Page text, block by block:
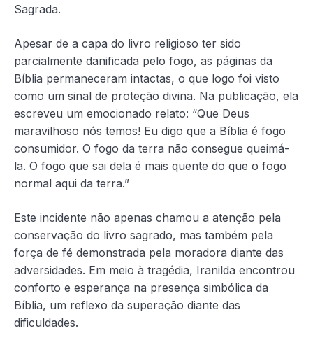
Sagrada.
Apesar de a capa do livro religioso ter sido
parcialmente danificada pelo fogo, as páginas da
Bíblia permaneceram intactas, o que logo foi visto
como um sinal de proteção divina. Na publicação, ela
escreveu um emocionado relato: “Que Deus
maravilhoso nós temos! Eu digo que a Bíblia é fogo
consumidor. O fogo da terra não consegue queimá-
la. O fogo que sai dela é mais quente do que o fogo
normal aqui da terra.”
Este incidente não apenas chamou a atenção pela
conservação do livro sagrado, mas também pela
força de fé demonstrada pela moradora diante das
adversidades. Em meio à tragédia, Iranilda encontrou
conforto e esperança na presença simbólica da
Bíblia, um reflexo da superação diante das
dificuldades.